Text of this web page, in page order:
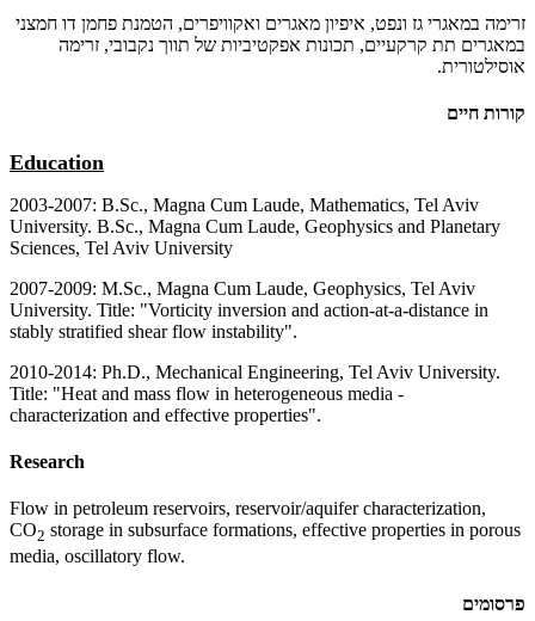
זרימה במאגרי גז ונפט, איפיון מאגרים ואקוויפרים, הטמנת פחמן דו חמצני
במאגרים תת קרקעיים, תכונות אפקטיביות של תווך נקבובי, זרימה
אוסילטורית.
קורות חיים
Education
2003-2007: B.Sc., Magna Cum Laude, Mathematics, Tel Aviv
University. B.Sc., Magna Cum Laude, Geophysics and Planetary
Sciences, Tel Aviv University
2007-2009: M.Sc., Magna Cum Laude, Geophysics, Tel Aviv
University. Title: "Vorticity inversion and action-at-a-distance in
stably stratified shear flow instability".
2010-2014: Ph.D., Mechanical Engineering, Tel Aviv University.
Title: "Heat and mass flow in heterogeneous media -
characterization and effective properties".
Research
Flow in petroleum reservoirs, reservoir/aquifer characterization,
CO2 storage in subsurface formations, effective properties in porous
media, oscillatory flow.
פרסומים